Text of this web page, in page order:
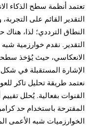
التقدير القائم على
النطاق الترددي؛ لذا،
التقدير. نقدم خوارزمية
الانعكاسي، حيث يُؤخذ
نعتمد طريقة تحليل تاكر
القنوات بفعالية. يُحلل
الخوارزميات شبه الأعمى